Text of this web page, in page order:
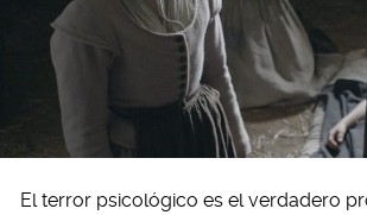
El terror psicológico es el verdadero